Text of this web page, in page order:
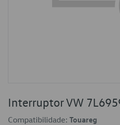
Interruptor VW
Compatibilidade: Touareg